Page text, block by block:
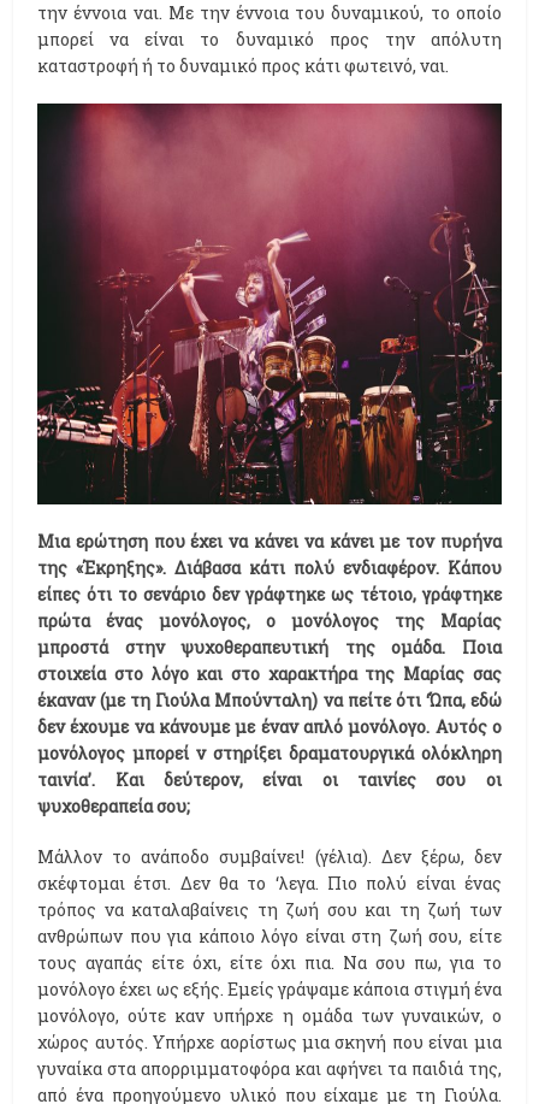
την έννοια ναι. Με την έννοια του δυναμικού, το οποίο
μπορεί να είναι το δυναμικό προς την απόλυτη
καταστροφή ή το δυναμικό προς κάτι φωτεινό, ναι.
Μια ερώτηση που έχει να κάνει να κάνει με τον πυρήνα
της «Έκρηξης». Διάβασα κάτι πολύ ενδιαφέρον. Κάπου
είπες ότι το σενάριο δεν γράφτηκε ως τέτοιο, γράφτηκε
πρώτα ένας μονόλογος, ο μονόλογος της Μαρίας
μπροστά στην ψυχοθεραπευτική της ομάδα. Ποια
στοιχεία στο λόγο και στο χαρακτήρα της Μαρίας σας
έκαναν (με τη Γιούλα Μπούνταλη) να πείτε ότι ‘Ώπα, εδώ
δεν έχουμε να κάνουμε με έναν απλό μονόλογο. Αυτός ο
μονόλογος μπορεί ν στηρίξει δραματουργικά ολόκληρη
ταινία’. Και δεύτερον, είναι οι ταινίες σου οι
ψυχοθεραπεία σου;
Μάλλον το ανάποδο συμβαίνει! (γέλια). Δεν ξέρω, δεν
σκέφτομαι έτσι. Δεν θα το ‘λεγα. Πιο πολύ είναι ένας
τρόπος να καταλαβαίνεις τη ζωή σου και τη ζωή των
ανθρώπων που για κάποιο λόγο είναι στη ζωή σου, είτε
τους αγαπάς είτε όχι, είτε όχι πια. Να σου πω, για το
μονόλογο έχει ως εξής. Εμείς γράψαμε κάποια στιγμή ένα
μονόλογο, ούτε καν υπήρχε η ομάδα των γυναικών, ο
χώρος αυτός. Υπήρχε αορίστως μια σκηνή που είναι μια
γυναίκα στα απορριμματοφόρα και αφήνει τα παιδιά της,
από ένα προηγούμενο υλικό που είχαμε με τη Γιούλα.